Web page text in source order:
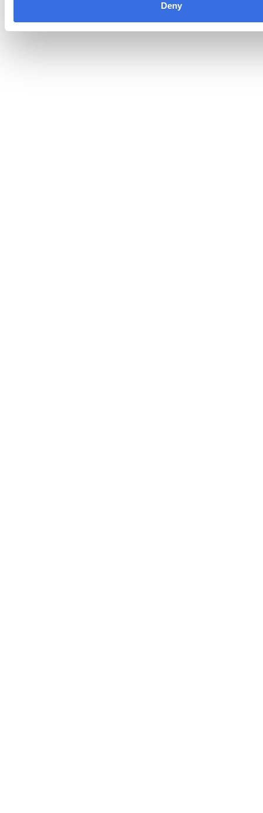
Deny